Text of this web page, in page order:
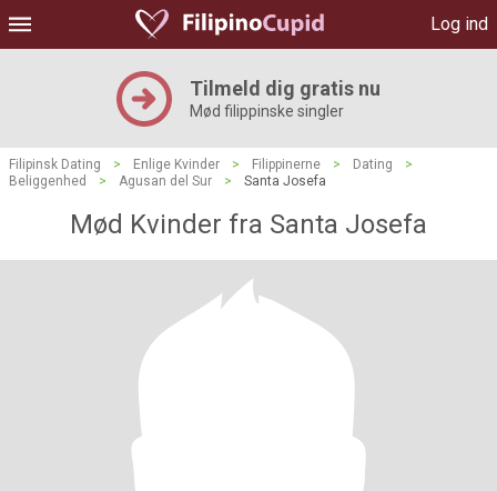
Log ind
Tilmeld dig gratis nu
Mød filippinske singler
Filipinsk Dating > Enlige Kvinder > Filippinerne > Dating
>
Beliggenhed
> Agusan del Sur > Santa Josefa
Mød Kvinder fra Santa Josefa